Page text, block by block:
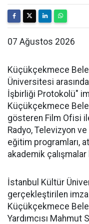
07 Ağustos 2026
Küçükçekmece
Üniversitesi
İşbirliği Protokolü"
Küçükçekmece
gösteren Film Ofisi
Radyo, Televizyon
eğitim programları,
akademik
İstanbul Kültür
gerçekleştirilen
Küçükçekmece
Yardımcısı